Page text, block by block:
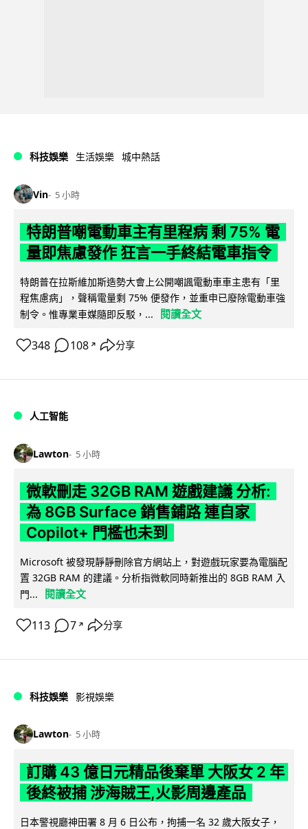
科技娛樂 生活娛樂 城中熱話
Vin 5 小時
特朗普嘲電動車主有里程病 剩 75% 電
量即焦慮發作 狂言一手終結電車指令
特朗普在拉斯維加斯造勢大會上公開嘲諷電動車車主患有「里
程焦慮病」，聲稱電量剩 75% 便發作，並重申已廢除電動車強
制令。惟專業車媒隨即反駁，...
閱讀全文
348 108 ↗ 分享
人工智能
Lawton 5 小時
微軟刪走 32GB RAM 遊戲建議 分析:
為 8GB Surface 銷售鋪路 連自家
Copilot+ 門檻也未到
Microsoft 被發現靜靜刪除官方網站上，對遊戲玩家要為電腦配
置 32GB RAM 的建議。分析指微軟同時新推出的 8GB RAM 入
門...
閱讀全文
113 7 ↗ 分享
科技娛樂 影視娛樂
Lawton 5 小時
訂購 43 億日元精品後棄單 大阪女 2 年
後終被捕 涉海賊王,火影周邊產品
日本警視廳神田署 8 月 6 日公布，拘捕一名 32 歲大阪女子，